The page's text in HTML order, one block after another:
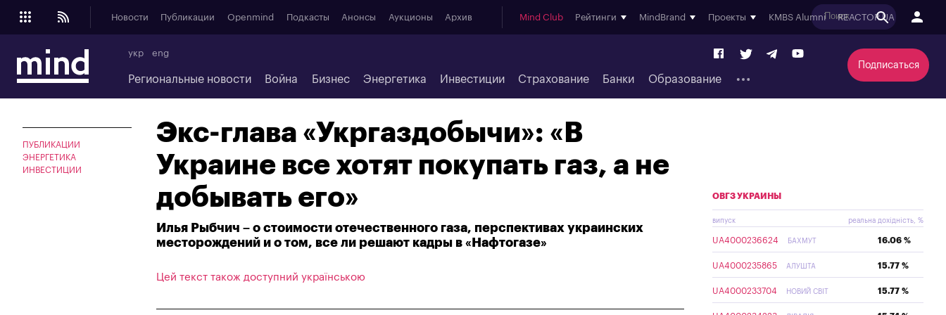
Новости Публикации Openmind Подкасты Анонсы Аукционы Архив Mind Club Рейтинги MindBrand Проекты KMBS Alumni REACTOR.UA
укр eng
Региональные новости Война Бизнес Энергетика Инвестиции Страхование Банки Образование
Подписаться
ПУБЛИКАЦИИ
ЭНЕРГЕТИКА
ИНВЕСТИЦИИ
Экс-глава «Укргаздобычи»: «В
Украине все хотят покупать газ, а не
добывать его»
Илья Рыбчич – о стоимости отечественного газа, перспективах украинских
месторождений и о том, все ли решают кадры в «Нафтогазе»
Цей текст також доступний українською
ОВГЗ УКРАИНЫ
випуск реальна дохідність, %
UA4000236624 БАХМУТ 16.06 %
UA4000235865 АЛУШТА 15.77 %
UA4000233704 НОВИЙ СВІТ 15.77 %